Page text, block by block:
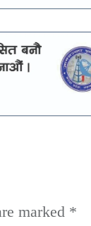
marked *